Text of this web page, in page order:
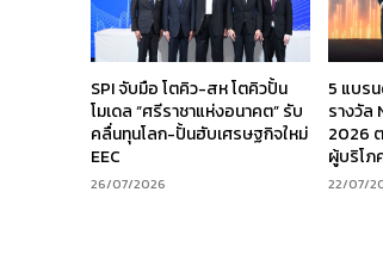
SPI จับมือ โตคิว-สห โตคิวปั้น
โมเดล “ศรีราชาแห่งอนาคต” รับ
คลื่นทุนโลก-ปั้นฮับเศรษฐกิจใหม่
EEC
26/07/2026
5 แบร
รางวัล
2026
ผู้บริโภ
22/07/